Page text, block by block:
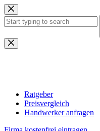
Zum
Inhalt
springen
Keine
Ergebnisse
Ratgeber
Preisvergleich
Handwerker anfragen